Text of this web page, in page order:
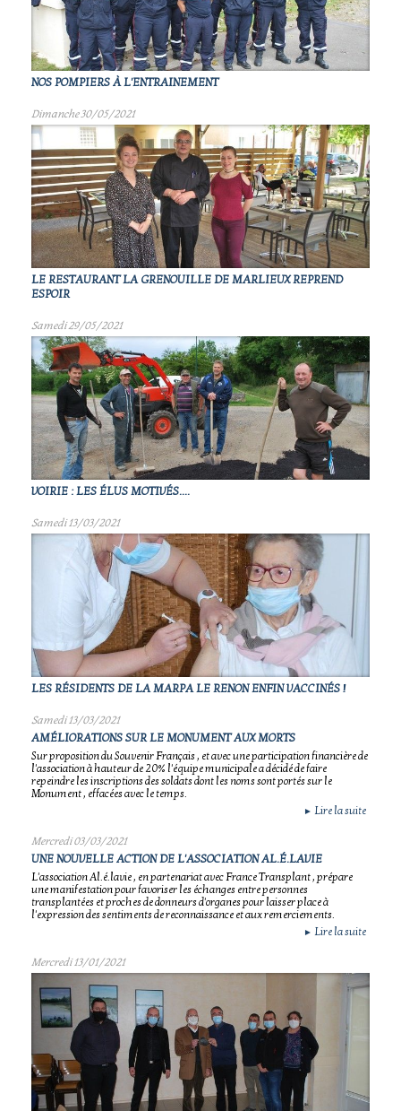
NOS POMPIERS À L'ENTRAINEMENT
Dimanche 30/05/2021
LE RESTAURANT LA GRENOUILLE DE MARLIEUX REPREND
ESPOIR
Samedi 29/05/2021
VOIRIE : LES ÉLUS MOTIVÉS....
Samedi 13/03/2021
LES RÉSIDENTS DE LA MARPA LE RENON ENFIN VACCINÉS !
Samedi 13/03/2021
AMÉLIORATIONS SUR LE MONUMENT AUX MORTS
Sur proposition du Souvenir Français , et avec une participation financière de
l'association à hauteur de 20% l'équipe municipale a décidé de faire
repeindre les inscriptions des soldats dont les noms sont portés sur le
Monument , effacées avec le temps.
► Lire la suite
Mercredi 03/03/2021
UNE NOUVELLE ACTION DE L'ASSOCIATION AL.É.LAVIE
L'association Al.é.lavie , en partenariat avec France Transplant , prépare
une manifestation pour favoriser les échanges entre personnes
transplantées et proches de donneurs d'organes pour laisser place à
l'expression des sentiments de reconnaissance et aux remerciements.
► Lire la suite
Mercredi 13/01/2021